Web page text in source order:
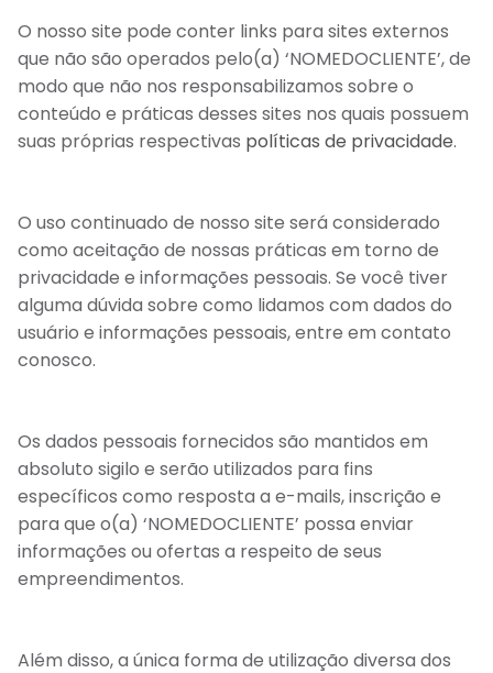
O nosso site pode conter links para sites externos
que não são operados pelo(a) ‘NOMEDOCLIENTE’, de
modo que não nos responsabilizamos sobre o
conteúdo e práticas desses sites nos quais possuem
suas próprias respectivas políticas de privacidade.
O uso continuado de nosso site será considerado
como aceitação de nossas práticas em torno de
privacidade e informações pessoais. Se você tiver
alguma dúvida sobre como lidamos com dados do
usuário e informações pessoais, entre em contato
conosco.
Os dados pessoais fornecidos são mantidos em
absoluto sigilo e serão utilizados para fins
específicos como resposta a e-mails, inscrição e
para que o(a) ‘NOMEDOCLIENTE’ possa enviar
informações ou ofertas a respeito de seus
empreendimentos.
Além disso, a única forma de utilização diversa dos